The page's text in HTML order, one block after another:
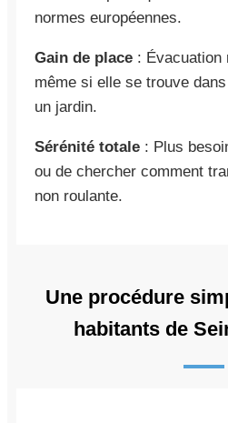
normes européennes.
Gain de place : Évacuation
même si elle se trouve
un jardin.
Sérénité totale : Plus
ou de chercher comment
non roulante.
Une procédure
habitants de